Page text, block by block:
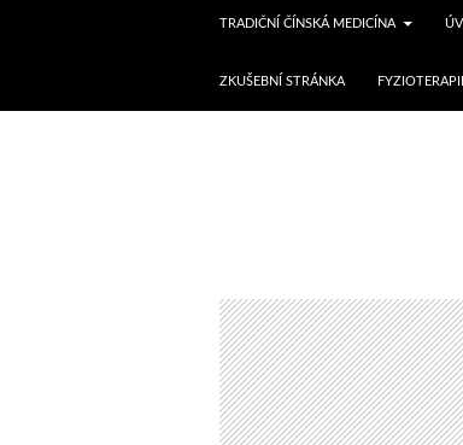
TRADIČNÍ ČÍNSKÁ MEDICÍNA
ZKUŠEBNÍ STRÁNKA